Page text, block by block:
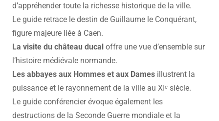
d’appréhender toute la richesse historique de la ville.
Le guide retrace le destin de Guillaume le Conquérant,
figure majeure liée à Caen.
La visite du château ducal offre une vue d’ensemble sur
l’histoire médiévale normande.
Les abbayes aux Hommes et aux Dames illustrent la
puissance et le rayonnement de la ville au XIᵉ siècle.
Le guide conférencier évoque également les
destructions de la Seconde Guerre mondiale et la